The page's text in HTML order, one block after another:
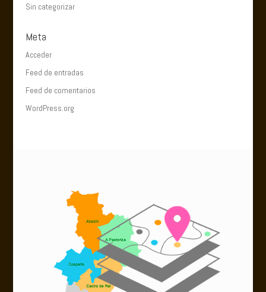
Sin categorizar
Meta
Acceder
Feed de entradas
Feed de comentarios
WordPress.org